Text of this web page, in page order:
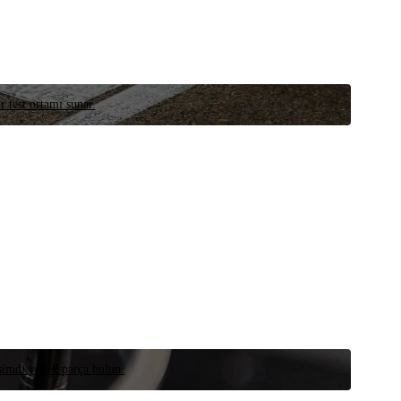
test ortamı sunar.
yedek parça bulun.